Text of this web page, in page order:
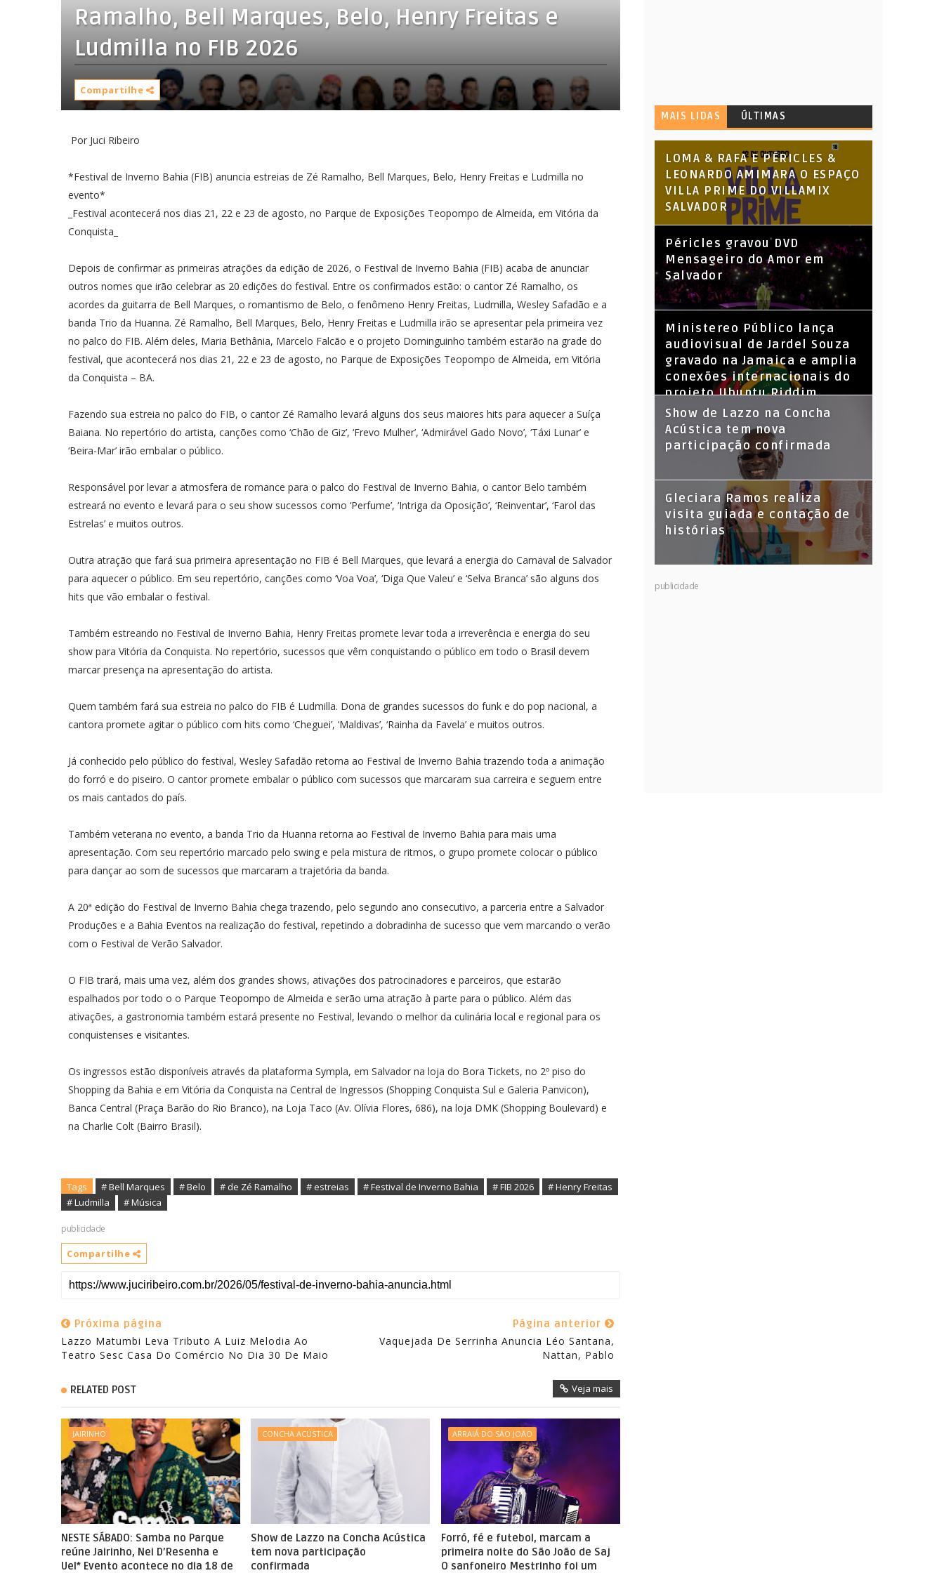
Ramalho, Bell Marques, Belo, Henry Freitas e
Ludmilla no FIB 2026
Compartilhe
Por Juci Ribeiro
*Festival de Inverno Bahia (FIB) anuncia estreias de Zé Ramalho, Bell Marques, Belo, Henry Freitas e Ludmilla no
evento*
_Festival acontecerá nos dias 21, 22 e 23 de agosto, no Parque de Exposições Teopompo de Almeida, em Vitória da
Conquista_
Depois de confirmar as primeiras atrações da edição de 2026, o Festival de Inverno Bahia (FIB) acaba de anunciar
outros nomes que irão celebrar as 20 edições do festival. Entre os confirmados estão: o cantor Zé Ramalho, os
acordes da guitarra de Bell Marques, o romantismo de Belo, o fenômeno Henry Freitas, Ludmilla, Wesley Safadão e a
banda Trio da Huanna. Zé Ramalho, Bell Marques, Belo, Henry Freitas e Ludmilla irão se apresentar pela primeira vez
no palco do FIB. Além deles, Maria Bethânia, Marcelo Falcão e o projeto Dominguinho também estarão na grade do
festival, que acontecerá nos dias 21, 22 e 23 de agosto, no Parque de Exposições Teopompo de Almeida, em Vitória
da Conquista – BA.
Fazendo sua estreia no palco do FIB, o cantor Zé Ramalho levará alguns dos seus maiores hits para aquecer a Suíça
Baiana. No repertório do artista, canções como ‘Chão de Giz’, ‘Frevo Mulher’, ‘Admirável Gado Novo’, ‘Táxi Lunar’ e
‘Beira-Mar’ irão embalar o público.
Responsável por levar a atmosfera de romance para o palco do Festival de Inverno Bahia, o cantor Belo também
estreará no evento e levará para o seu show sucessos como ‘Perfume’, ‘Intriga da Oposição’, ‘Reinventar’, ‘Farol das
Estrelas’ e muitos outros.
Outra atração que fará sua primeira apresentação no FIB é Bell Marques, que levará a energia do Carnaval de Salvador
para aquecer o público. Em seu repertório, canções como ‘Voa Voa’, ‘Diga Que Valeu’ e ‘Selva Branca’ são alguns dos
hits que vão embalar o festival.
Também estreando no Festival de Inverno Bahia, Henry Freitas promete levar toda a irreverência e energia do seu
show para Vitória da Conquista. No repertório, sucessos que vêm conquistando o público em todo o Brasil devem
marcar presença na apresentação do artista.
Quem também fará sua estreia no palco do FIB é Ludmilla. Dona de grandes sucessos do funk e do pop nacional, a
cantora promete agitar o público com hits como ‘Cheguei’, ‘Maldivas’, ‘Rainha da Favela’ e muitos outros.
Já conhecido pelo público do festival, Wesley Safadão retorna ao Festival de Inverno Bahia trazendo toda a animação
do forró e do piseiro. O cantor promete embalar o público com sucessos que marcaram sua carreira e seguem entre
os mais cantados do país.
Também veterana no evento, a banda Trio da Huanna retorna ao Festival de Inverno Bahia para mais uma
apresentação. Com seu repertório marcado pelo swing e pela mistura de ritmos, o grupo promete colocar o público
para dançar ao som de sucessos que marcaram a trajetória da banda.
A 20ª edição do Festival de Inverno Bahia chega trazendo, pelo segundo ano consecutivo, a parceria entre a Salvador
Produções e a Bahia Eventos na realização do festival, repetindo a dobradinha de sucesso que vem marcando o verão
com o Festival de Verão Salvador.
O FIB trará, mais uma vez, além dos grandes shows, ativações dos patrocinadores e parceiros, que estarão
espalhados por todo o o Parque Teopompo de Almeida e serão uma atração à parte para o público. Além das
ativações, a gastronomia também estará presente no Festival, levando o melhor da culinária local e regional para os
conquistenses e visitantes.
Os ingressos estão disponíveis através da plataforma Sympla, em Salvador na loja do Bora Tickets, no 2º piso do
Shopping da Bahia e em Vitória da Conquista na Central de Ingressos (Shopping Conquista Sul e Galeria Panvicon),
Banca Central (Praça Barão do Rio Branco), na Loja Taco (Av. Olívia Flores, 686), na loja DMK (Shopping Boulevard) e
na Charlie Colt (Bairro Brasil).
Tags # Bell Marques # Belo # de Zé Ramalho # estreias # Festival de Inverno Bahia # FIB 2026
# Henry Freitas
# Ludmilla
# Música
publicidade
Compartilhe
Próxima página
Lazzo Matumbi Leva Tributo A Luiz Melodia Ao
Teatro Sesc Casa Do Comércio No Dia 30 De Maio
Página anterior
Vaquejada De Serrinha Anuncia Léo Santana,
Nattan, Pablo
RELATED POST Veja mais
JAIRINHO
NESTE SÁBADO: Samba no Parque
reúne Jairinho, Nei D’Resenha e
Uel* Evento acontece no dia 18 de
CONCHA ACÚSTICA
Show de Lazzo na Concha Acústica
tem nova participação
confirmada
ARRAIÁ DO SÃO JOÃO
Forró, fé e futebol, marcam a
primeira noite do São João de Saj
O sanfoneiro Mestrinho foi um
MAIS LIDAS ÚLTIMAS
LOMA & RAFA E PÉRICLES &
LEONARDO AMIMARA O ESPAÇO
VILLA PRIME DO VILLAMIX
SALVADOR
Péricles gravou DVD
Mensageiro do Amor em
Salvador
​Ministereo Público lança
audiovisual de Jardel Souza
gravado na Jamaica e amplia
conexões internacionais do
projeto Ubuntu Riddim
Show de Lazzo na Concha
Acústica tem nova
participação confirmada
Gleciara Ramos realiza
visita guiada e contação de
histórias
publicidade